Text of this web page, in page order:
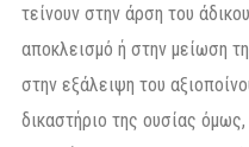
τείνουν στην άρση του
αποκλεισμό ή στην μείωση
στην εξάλειψη του
δικαστήριο της ουσίας